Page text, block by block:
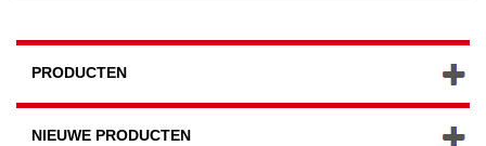
PRODUCTEN
NIEUWE PRODUCTEN